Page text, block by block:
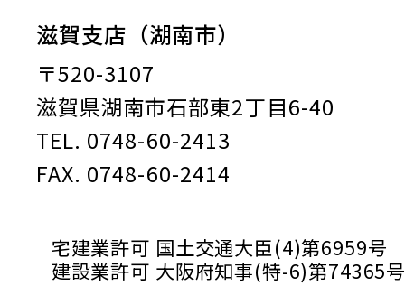
滋賀支店（湖南市）
〒520-3107
滋賀県湖南市石部東2丁目6-40
TEL. 0748-60-2413
FAX. 0748-60-2414
宅建業許可 国土交通大臣(4)第6959号
建設業許可 大阪府知事(特-6)第74365